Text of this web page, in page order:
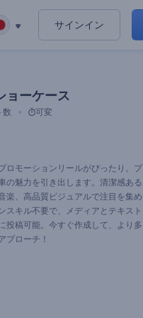
サインイン
ョーケース
数 可変
ロモーションリールがぴったり。プ
の魅力を引き出します。清潔感ある
楽、高品質ビジュアルで注目を集め
スキル不要で、メディアとテキスト
投稿可能。今すぐ作成して、より多
プローチ！